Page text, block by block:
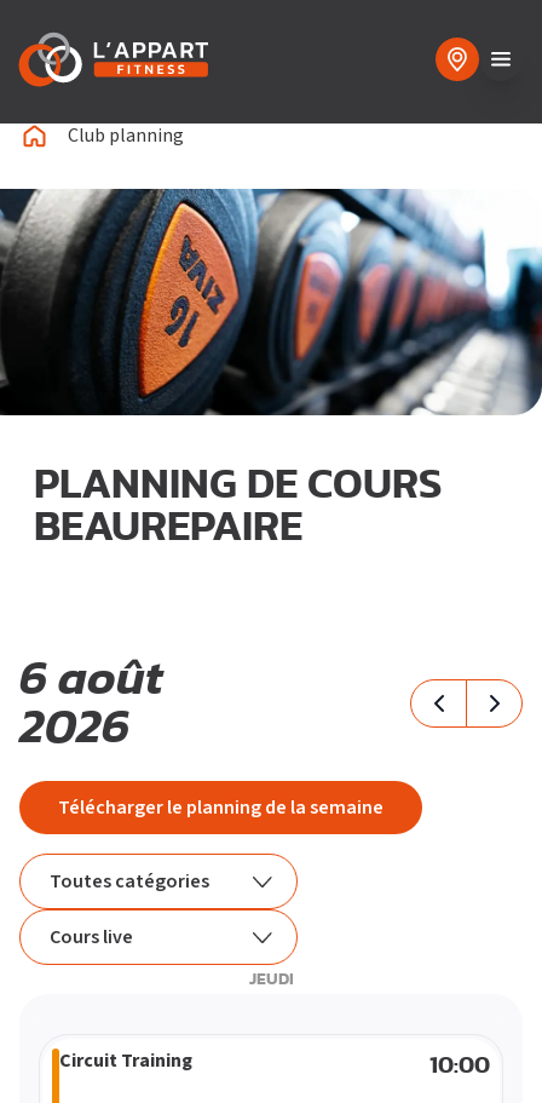
MOT
IVÉ
APPLI JOY SMALL GROUP
COACHING PERSONNALISÉ
BLOG
DEVENIR FRANCHISÉ L’APPART FITNESS
Club planning
PLANNING DE COURS
BEAUREPAIRE
6 août
2026
Télécharger le planning de la semaine
Toutes catégories
Toutes catégories
Cours live
JEUDI
Circuit Training 10:00